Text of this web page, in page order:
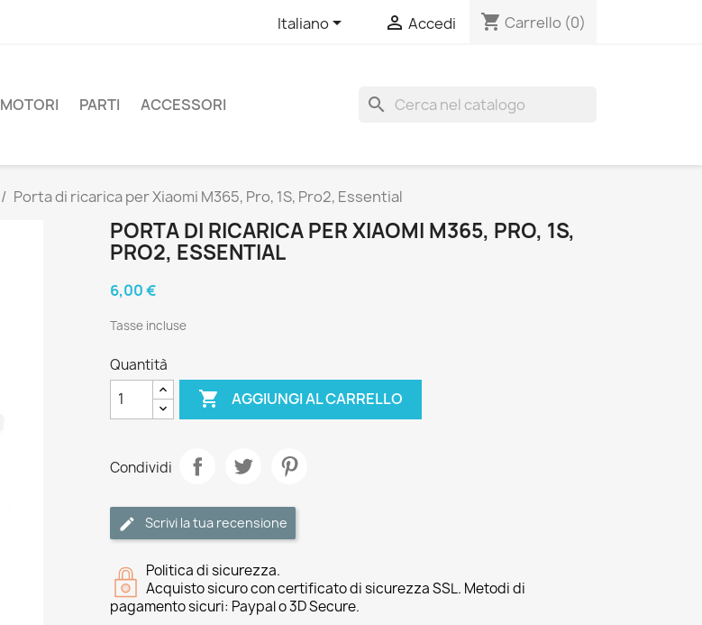
Italiano  Accedi shopping_cart Carrello (0)
MOTORI PARTI ACCESSORI search
Porta di ricarica per Xiaomi M365, Pro, 1S, Pro2, Essential
PORTA DI RICARICA PER XIAOMI M365, PRO, 1S,
PRO2, ESSENTIAL
6,00 €
Tasse incluse
Quantità
 AGGIUNGI AL CARRELLO
Condividi
Scrivi la tua recensione
Politica di sicurezza.
Acquisto sicuro con certificato di sicurezza SSL. Metodi di
pagamento sicuri: Paypal o 3D Secure.